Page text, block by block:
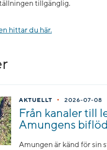
tillgänglig.
hittar du här.
AKTUELLT • 2026-07-08
Från kanaler till
Amungens
Amungen är känd för sin